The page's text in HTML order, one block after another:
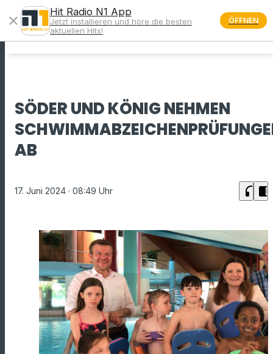
menu
SÖDER UND KÖNIG NEHMEN
AB
17. Juni 2024 · 08:49 Uhr headphones chrome_reader_mode
close
Hit Radio N1 App
Jetzt installieren und höre die besten
aktuellen Hits!
ÖFFNEN